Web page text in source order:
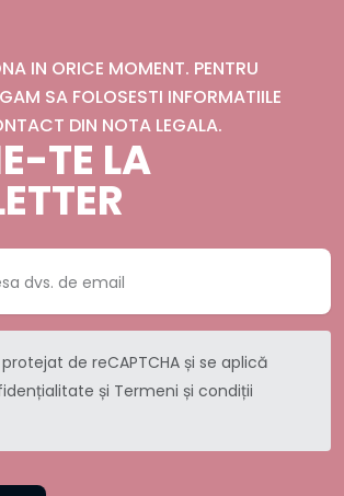
IN ORICE MOMENT. PENTRU
SA FOLOSESTI INFORMATIILE
DIN NOTA LEGALA.
TE LA
de reCAPTCHA și se aplică
și Termeni și condiții